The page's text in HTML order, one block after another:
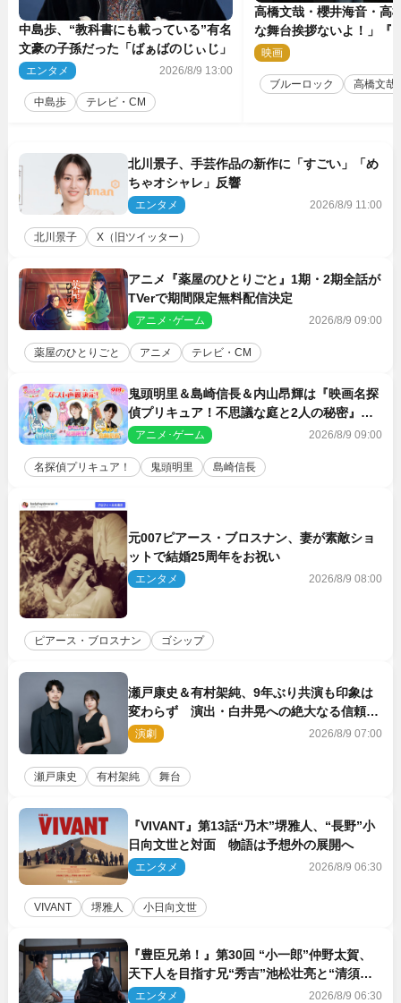
中島歩、“教科書にも載っている”有名
文豪の子孫だった「ばぁばのじぃじ」
エンタメ 2026/8/9 13:00
中島歩 テレビ・CM
高橋文哉・櫻井海音・高
な舞台挨拶ないよ！」『
ク』自由すぎるイベント
映画
ブルーロック 高橋文哉
北川景子、手芸作品の新作に「すごい」「め
ちゃオシャレ」反響
エンタメ 2026/8/9 11:00
北川景子 X（旧ツイッター）
アニメ『薬屋のひとりごと』1期・2期全話が
TVerで期間限定無料配信決定
アニメ･ゲーム 2026/8/9 09:00
薬屋のひとりごと アニメ テレビ・CM
鬼頭明里＆島崎信長＆内山昂輝は『映画名探
偵プリキュア！不思議な庭と2人の秘密』ゲ
スト声優に決定
アニメ･ゲーム 2026/8/9 09:00
名探偵プリキュア！ 鬼頭明里 島崎信長
元007ピアース・ブロスナン、妻が素敵ショ
ットで結婚25周年をお祝い
エンタメ 2026/8/9 08:00
ピアース・ブロスナン ゴシップ
瀬戸康史＆有村架純、9年ぶり共演も印象は
変わらず 演出・白井晃への絶大なる信頼を
胸に舞台『キュー』に挑む
演劇 2026/8/9 07:00
瀬戸康史 有村架純 舞台
『VIVANT』第13話“乃木”堺雅人、“長野”小
日向文世と対面 物語は予想外の展開へ
エンタメ 2026/8/9 06:30
VIVANT 堺雅人 小日向文世
『豊臣兄弟！』第30回 “小一郎”仲野太賀、
天下人を目指す兄“秀吉”池松壮亮と“清須会
議”へ
エンタメ 2026/8/9 06:30